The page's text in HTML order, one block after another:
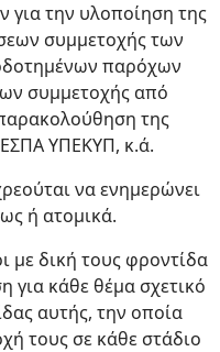
για την υλοποίηση της
συμμετοχής των
παρόχων
συμμετοχής από
της
ΥΠΕΚΥΠ, κ.ά.
να ενημερώνει
ή ατομικά.
με δική τους φροντίδα
για κάθε θέμα σχετικό
αυτής, την οποία
τους σε κάθε στάδιο